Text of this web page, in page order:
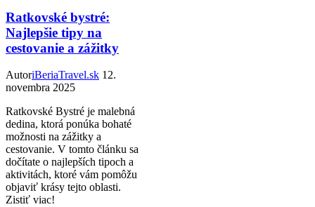
Ratkovské bystré:
Najlepšie tipy na
cestovanie a zážitky
AutoriBeriaTravel.sk 12.
novembra 2025
Ratkovské Bystré je malebná
dedina, ktorá ponúka bohaté
možnosti na zážitky a
cestovanie. V tomto článku sa
dočítate o najlepších tipoch a
aktivitách, ktoré vám pomôžu
objaviť krásy tejto oblasti.
Zistiť viac!